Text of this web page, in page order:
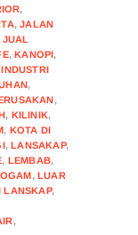
,
,JALAN
JUAL
,KANOPI,
,
,
, KILINIK,
, KOTA DI
,LANSAKAP,
, LEMBAB,
,LUAR
LANSKAP,
,